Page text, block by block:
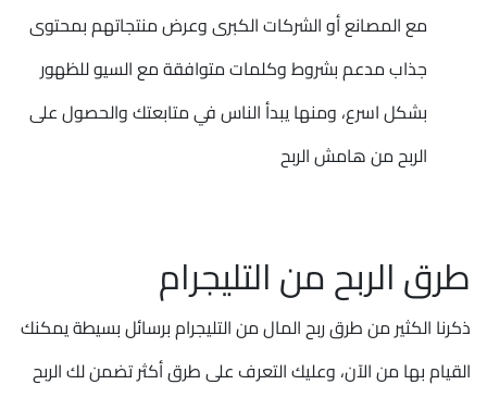
مع المصانع أو الشركات الكبرى وعرض منتجاتهم بمحتوى
جذاب مدعم بشروط وكلمات متوافقة مع السيو للظهور
بشكل اسرع، ومنها يبدأ الناس في متابعتك والحصول على
الربح من هامش الربح
طرق الربح من التليجرام
ذكرنا الكثير من طرق ربح المال من التليجرام برسائل بسيطة يمكنك
القيام بها من الآن، وعليك التعرف على طرق أكثر تضمن لك الربح